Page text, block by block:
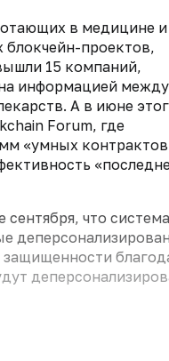
в медицине и
блокчейн-проектов,
15 компаний,
информацией между
А в июне
Forum, где
«умных
что система